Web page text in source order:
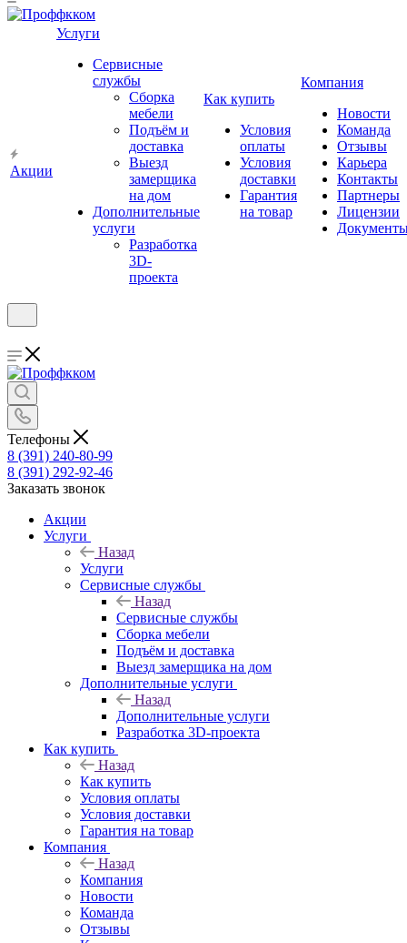
Акции
Услуги
Сервисные
службы
Сборка
мебели
Подъём и
доставка
Выезд
замерщика
на дом
Дополнительные
услуги
Разработка
3D-
проекта
Как купить
Условия
оплаты
Условия
доставки
Гарантия
на товар
Компания
Новости
Команда
Отзывы
Карьера
Контакты
Партнеры
Лицензии
Телефоны
8 (391) 240-80-99
8 (391) 292-92-46
Заказать звонок
Акции
Услуги
Назад
Услуги
Сервисные службы
Назад
Сервисные службы
Сборка мебели
Подъём и доставка
Выезд замерщика на дом
Дополнительные услуги
Назад
Дополнительные услуги
Разработка 3D-проекта
Как купить
Назад
Как купить
Условия оплаты
Условия доставки
Гарантия на товар
Компания
Назад
Компания
Новости
Команда
Отзывы